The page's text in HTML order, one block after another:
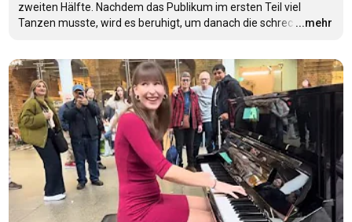
zweiten Hälfte. Nachdem das Publikum im ersten Teil viel
Tanzen musste, wird es beruhigt, um danach die schrec …
...mehr